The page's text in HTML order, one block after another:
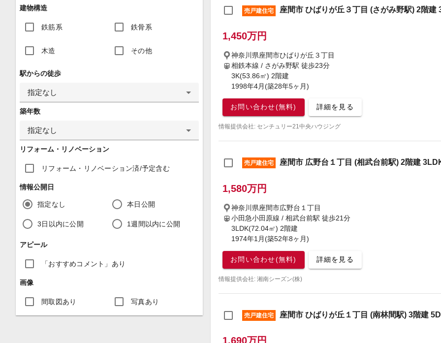
建物構造
鉄筋系 鉄骨系
木造 その他
駅からの徒歩
指定なし
築年数
指定なし
リフォーム・リノベーション
リフォーム・リノベーション済/予定含む
情報公開日
指定なし 本日公開
3日以内に公開 1週間以内に公開
アピール
「おすすめコメント」あり
画像
間取図あり 写真あり
売戸建住宅 座間市 ひばりが丘３丁目 (さがみ野駅) 2階建
1,450万円
神奈川県座間市ひばりが丘３丁目
相鉄本線 / さがみ野駅 徒歩23分
3K(53.86㎡) 2階建
1998年4月(築28年5ヶ月)
お問い合わせ(無料) 詳細を見る
情報提供会社: センチュリー21中央ハウジング
売戸建住宅 座間市 広野台１丁目 (相武台前駅) 2階建
1,580万円
神奈川県座間市広野台１丁目
小田急小田原線 / 相武台前駅 徒歩21分
3LDK(72.04㎡) 2階建
1974年1月(築52年8ヶ月)
お問い合わせ(無料) 詳細を見る
情報提供会社: 湘南シーズン(株)
売戸建住宅 座間市 ひばりが丘１丁目 (南林間駅) 3階建
1,690万円